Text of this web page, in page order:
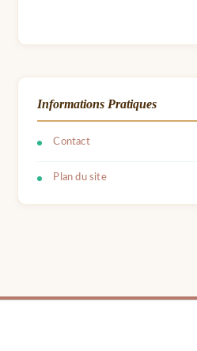
Informations Pratiques
Contact
Plan du site